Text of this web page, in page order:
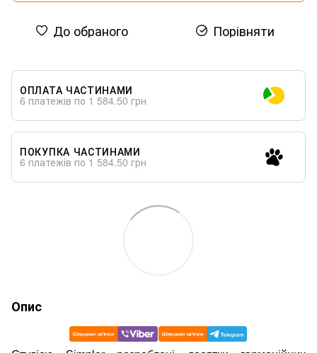
До обраного Порівняти
ОПЛАТА ЧАСТИНАМИ
6 платежів по 1 584.50 грн
ПОКУПКА ЧАСТИНАМИ
6 платежів по 1 584.50 грн
Опис